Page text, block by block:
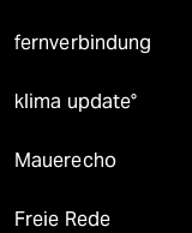
fernverbindung
klima update°
Mauerecho
Freie Rede